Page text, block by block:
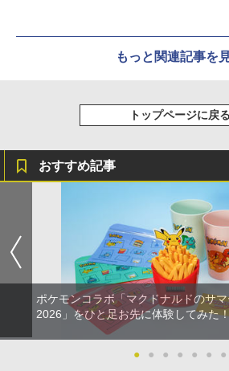
もっと関連記事を
トップページに戻る
おすすめ記事
ポケモンコラボ「マクドナルドのサ
2026」をひと足お先に体験してみた
● ● ● ● ● ● ●